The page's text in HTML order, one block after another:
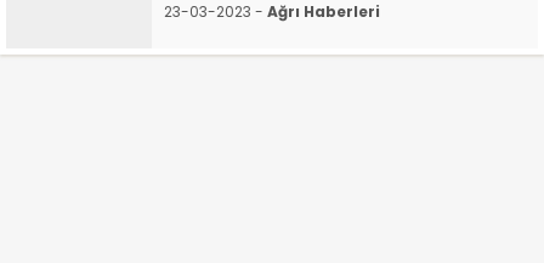
23-03-2023 - Ağrı Haberleri